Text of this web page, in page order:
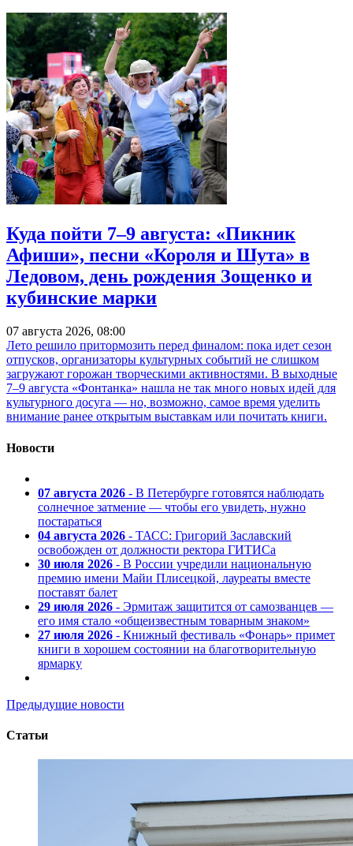
Куда пойти 7–9 августа: «Пикник
Афиши», песни «Короля и Шута» в
Ледовом, день рождения Зощенко и
кубинские марки
07 августа 2026, 08:00
Лето решило притормозить перед финалом: пока идет сезон
отпусков, организаторы культурных событий не слишком
загружают горожан творческими активностями. В выходные
7–9 августа «Фонтанка» нашла не так много новых идей для
культурного досуга — но, возможно, самое время уделить
внимание ранее открытым выставкам или почитать книги.
Новости
07 августа 2026 - В Петербурге готовятся наблюдать
солнечное затмение — чтобы его увидеть, нужно
постараться
04 августа 2026 - ТАСС: Григорий Заславский
освобожден от должности ректора ГИТИСа
30 июля 2026 - В России учредили национальную
премию имени Майи Плисецкой, лауреаты вместе
поставят балет
29 июля 2026 - Эрмитаж защитится от самозванцев —
его имя стало «общеизвестным товарным знаком»
27 июля 2026 - Книжный фестиваль «Фонарь» примет
книги в хорошем состоянии на благотворительную
ярмарку
Предыдущие новости
Статьи